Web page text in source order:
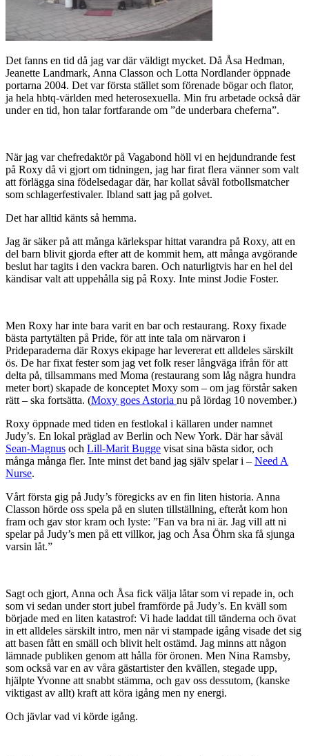
Det fanns en tid då jag var där väldigt mycket. Då Åsa Hedman,
Jeanette Landmark, Anna Classon och Lotta Nordlander öppnade
portarna 2004. Det var första stället som förenade bögar och flator,
ja hela hbtq-världen med heterosexuella. Min fru arbetade också där
under en tid, hon talar fortfarande om ”de underbara cheferna”.
När jag var chefredaktör på Vagabond höll vi en hejdundrande fest
på Roxy då vi gjort om tidningen, jag har firat flera vänner som valt
att förlägga sina födelsedagar där, har kollat såväl fotbollsmatcher
som schlagerfestivaler. Ibland satt jag på golvet.
Det har alltid känts så hemma.
Jag är säker på att många kärlekspar hittat varandra på Roxy, att en
del barn blivit gjorda efter att de kommit hem, att många avgörande
beslut har tagits i den vackra baren. Och naturligtvis har en hel del
kändisar valt att uppehålla sig på Roxy. Inte minst Jodie Foster.
Men Roxy har inte bara varit en bar och restaurang. Roxy fixade
bästa partytälten på Pride, för att inte tala om närvaron i
Prideparaderna där Roxys ekipage har levererat ett alldeles särskilt
ös. De har fixat fester som jag vet folk reser långväga ifrån för att
delta på, tillsammans med Moma (restaurang som låg några hundra
meter bort) skapade de konceptet Moxy som – om jag förstår saken
rätt – ska fortsätta. (Moxy goes Astoria nu på lördag 10 november.)
Roxy öppnade med tiden en festlokal i källaren under namnet
Judy’s. En lokal präglad av Berlin och New York. Där har såväl
Sean-Magnus och Lill-Marit Bugge visat sina bästa sidor, och
många många fler. Inte minst det band jag själv spelar i – Need A
Nurse.
Vårt första gig på Judy’s föregicks av en fin liten historia. Anna
Classon hörde oss spela på en sluten tillställning, efteråt kom hon
fram och gav stor kram och lyste: ”Fan va bra ni är. Jag vill att ni
spelar på Judy’s men på ett villkor, jag och Åsa Öhrn ska få sjunga
varsin låt.”
Sagt och gjort, Anna och Åsa fick välja låtar som vi repade in, och
som vi sedan under stort jubel framförde på Judy’s. En kväll som
började med en liten katastrof: Vi hade laddat till tänderna och övat
in ett alldeles särskilt intro, men när vi stampade igång visade det sig
att basen fått en smäll och blivit helt ostämd. Jag minns att någon
lämnade publiken genom att hålla för öronen. Men Nina Ramsby,
som också var en av våra gästartister den kvällen, stegade upp,
hjälpte Yvonne att snabbt stämma, och gav oss dessutom, (kanske
viktigast av allt) kraft att köra igång men ny energi.
Och jävlar vad vi körde igång.